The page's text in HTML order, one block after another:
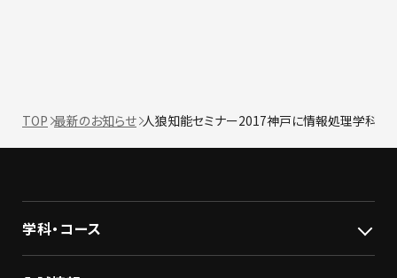
TOP 最新のお知らせ 人狼知能セミナー2017神戸に情報処理学科
学科・コース